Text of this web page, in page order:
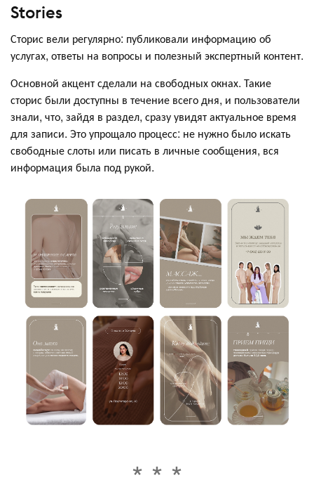
Stories
Сторис вели регулярно: публиковали информацию об
услугах, ответы на вопросы и полезный экспертный контент.
Основной акцент сделали на свободных окнах. Такие
сторис были доступны в течение всего дня, и пользователи
знали, что, зайдя в раздел, сразу увидят актуальное время
для записи. Это упрощало процесс: не нужно было искать
свободные слоты или писать в личные сообщения, вся
информация была под рукой.